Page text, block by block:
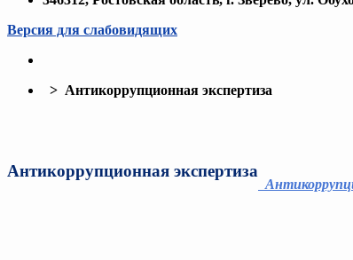
Версия для слабовидящих
> Антикоррупционная экспертиза
Антикоррупционная экспертиза